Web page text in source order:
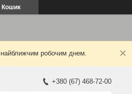
Кошик
найближчим робочим днем.
+380 (67) 468-72-00